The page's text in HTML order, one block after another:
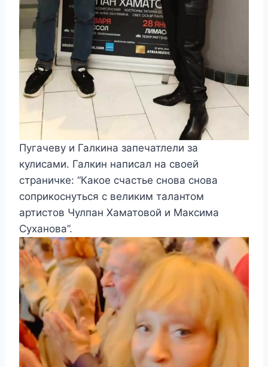
Пугачеву и Галкина запечатлели за
кулисами. Галкин написал на своей
страничке: “Какое счастье снова снова
соприкоснуться с великим талантом
артистов Чулпан Хаматовой и Максима
Суханова”.